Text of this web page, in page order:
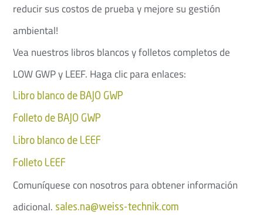
reducir sus costos de prueba y mejore su gestión
ambiental!
Vea nuestros libros blancos y folletos completos de
LOW GWP y LEEF. Haga clic para enlaces:
Libro blanco de BAJO GWP
Folleto de BAJO GWP
Libro blanco de LEEF
Folleto LEEF
Comuníquese con nosotros para obtener información
adicional. sales.na@weiss-technik.com